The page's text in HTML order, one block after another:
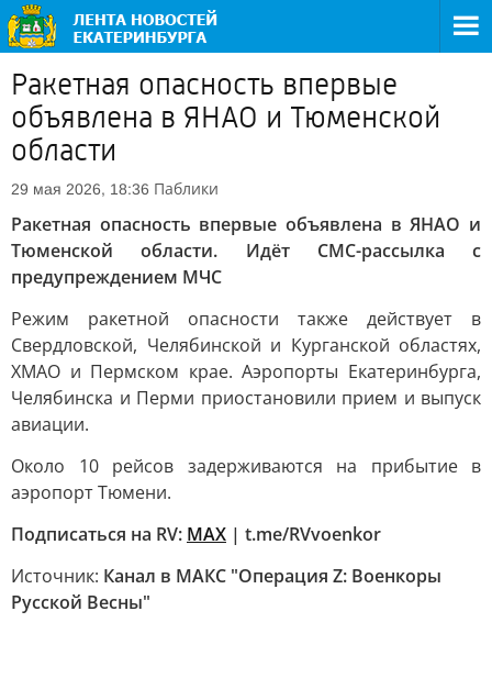
Ракетная опасность впервые
объявлена в ЯНАО и Тюменской
области
29 мая 2026, 18:36 Паблики
Ракетная опасность впервые объявлена в ЯНАО и
Тюменской области. Идёт СМС-рассылка с
предупреждением МЧС
Режим ракетной опасности также действует в
Свердловской, Челябинской и Курганской областях,
ХМАО и Пермском крае. Аэропорты Екатеринбурга,
Челябинска и Перми приостановили прием и выпуск
авиации.
Около 10 рейсов задерживаются на прибытие в
аэропорт Тюмени.
Подписаться на RV: MAX | t.me/RVvoenkor
Источник: Канал в МАКС "Операция Z: Военкоры
Русской Весны"